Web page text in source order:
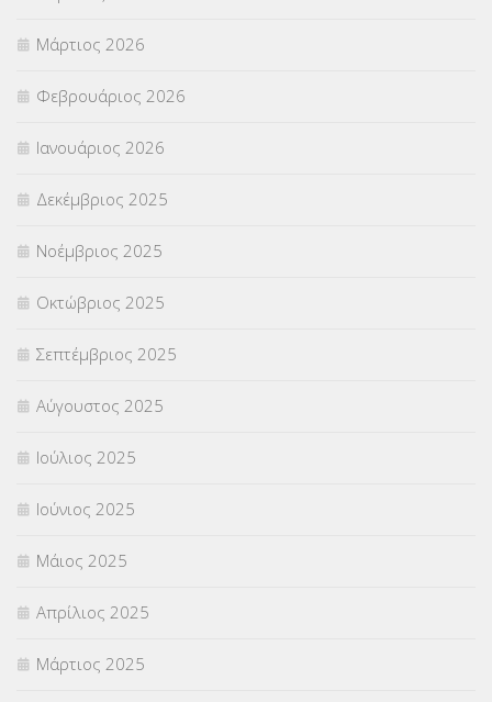
Μάρτιος 2026
Φεβρουάριος 2026
Ιανουάριος 2026
Δεκέμβριος 2025
Νοέμβριος 2025
Οκτώβριος 2025
Σεπτέμβριος 2025
Αύγουστος 2025
Ιούλιος 2025
Ιούνιος 2025
Μάιος 2025
Απρίλιος 2025
Μάρτιος 2025